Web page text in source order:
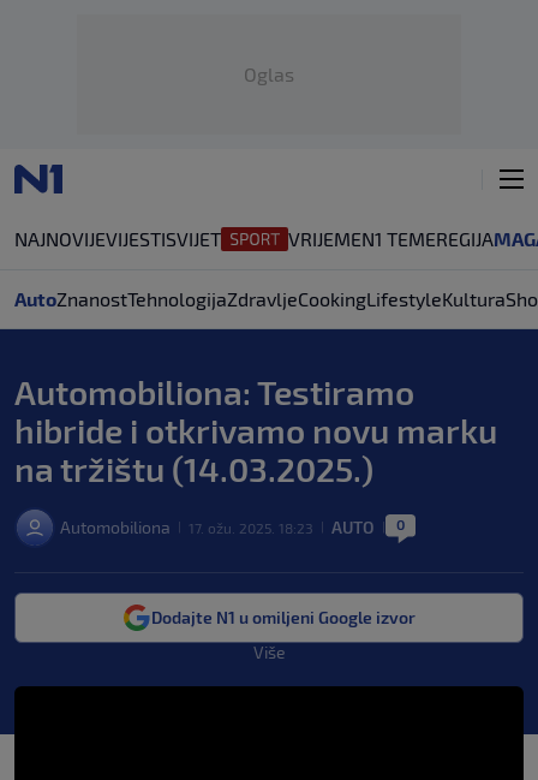
Oglas
NAJNOVIJEVIJESTISVIJET VRIJEMEN1 TEMEREGIJA
AutoZnanostTehnologijaZdravljeCookingLifestyleKultura
Automobiliona: Testiramo
hibride i otkrivamo novu marku
na tržištu (14.03.2025.)
Automobiliona 17. ožu. 2025. 18:23 AUTO 0
Dodajte N1 u omiljeni Google izvor
Više